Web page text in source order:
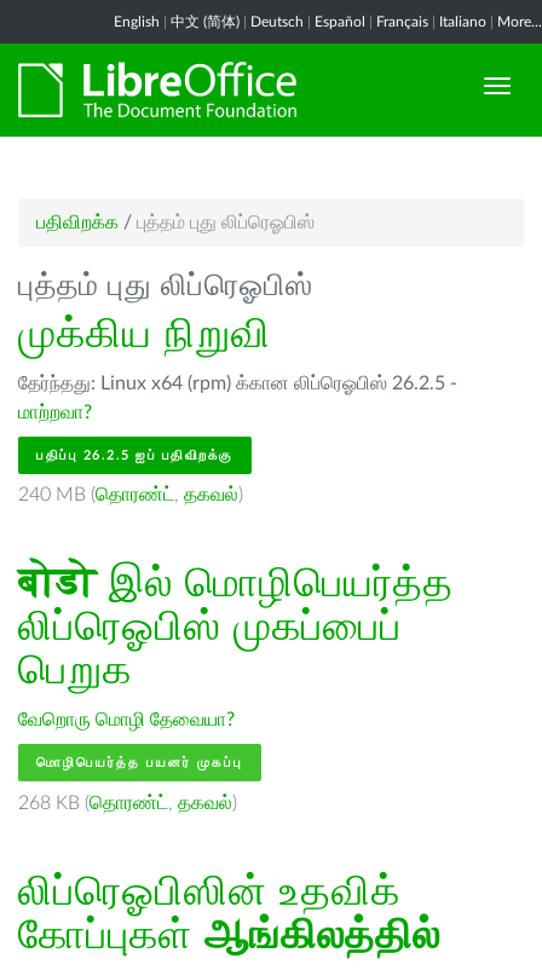
English 中文 (简体) Deutsch Español Français Italiano More...
பதிவிறக்க / புத்தம் புது லிப்ரெஓபிஸ்
புத்தம் புது லிப்ரெஓபிஸ்
முக்கிய நிறுவி
தேர்ந்தது: Linux x64 (rpm) க்கான லிப்ரெஓபிஸ் 26.2.5 -
மாற்றவா?
பதிப்பு 26.2.5 ஐப் பதிவிறக்கு
240 MB (தொரண்ட் , தகவல்)
बोडोஇல் மொழிபெயர்த்த
லிப்ரெஓபிஸ் முகப்பைப்
பெறுக
வேறொரு மொழி தேவையா?
மொழிபெயர்த்த பயனர் முகப்பு
268 KB (தொரண்ட் , தகவல்)
லிப்ரெஓபிஸின் உதவிக்
கோப்புகள் ஆங்கிலத்தில்